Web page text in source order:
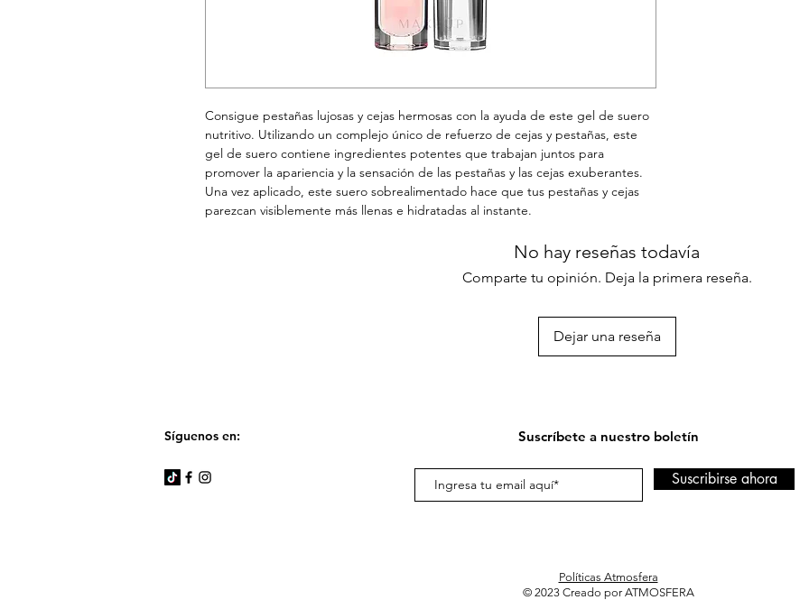
Consigue pestañas lujosas y cejas hermosas con la ayuda de este gel de suero
nutritivo. Utilizando un complejo único de refuerzo de cejas y pestañas, este
gel de suero contiene ingredientes potentes que trabajan juntos para
promover la apariencia y la sensación de las pestañas y las cejas exuberantes.
Una vez aplicado, este suero sobrealimentado hace que tus pestañas y cejas
parezcan visiblemente más llenas e hidratadas al instante.
No hay reseñas todavía
Comparte tu opinión. Deja la primera reseña.
Dejar una reseña
Síguenos en: Suscríbete a nuestro boletín
Suscribirse ahora
Políticas Atmosfera
© 2023 Creado por ATMOSFERA